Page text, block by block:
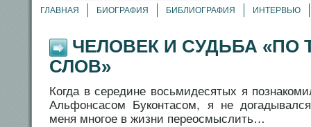
ГЛАВНАЯ БИОГРАФИЯ БИБЛИОГРАФИЯ ИНТЕРВЬЮ
ЧЕЛОВЕК И СУДЬБА «ПО
СЛОВ»
Когда в середине восьмидесятых я
Альфонсасом Буконтасом, я не
меня многое в жизни переосмыслить…